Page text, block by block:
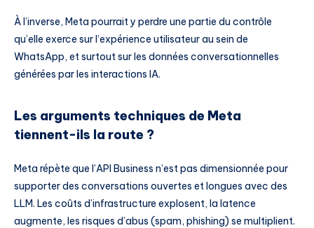
À l’inverse, Meta pourrait y perdre une partie du contrôle
qu’elle exerce sur l’expérience utilisateur au sein de
WhatsApp, et surtout sur les données conversationnelles
générées par les interactions IA.
Les arguments techniques de Meta
tiennent-ils la route ?
Meta répète que l’API Business n’est pas dimensionnée pour
supporter des conversations ouvertes et longues avec des
LLM. Les coûts d’infrastructure explosent, la latence
augmente, les risques d’abus (spam, phishing) se multiplient.